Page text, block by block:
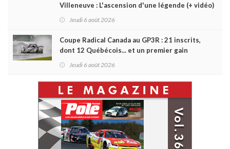
Villeneuve : L'ascension d'une légende (+ vidéo)
Jeudi 6 août 2026
Coupe Radical Canada au GP3R : 21 inscrits,
dont 12 Québécois... et un premier gain
Jeudi 6 août 2026